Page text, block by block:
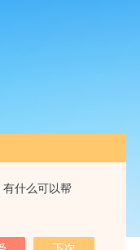
什么可以帮